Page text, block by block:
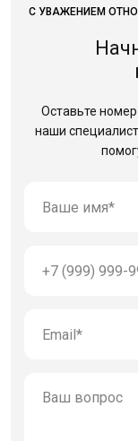
С УВАЖЕНИЕМ
Оставьте
наши